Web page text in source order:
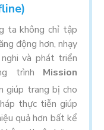
ta không chỉ tập
động hơn, nhạy
và phát triển
trình Mission
giúp trang bị cho
thực tiễn giúp
quả hơn bất kể